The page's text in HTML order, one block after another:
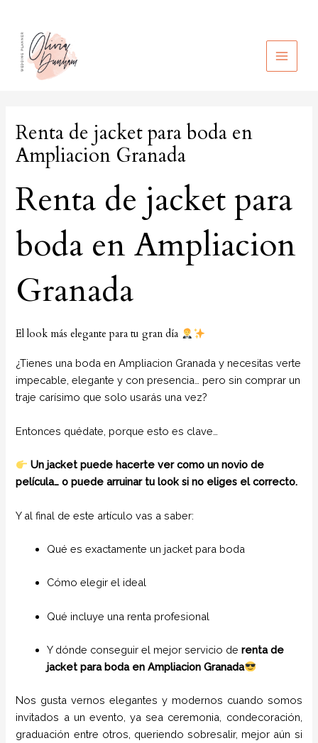
contenido
MAIN
Renta de jacket para boda en
Ampliacion Granada
Renta de jacket para
boda en Ampliacion
Granada
El look más elegante para tu gran día
¿Tienes una boda en Ampliacion Granada y necesitas verte
impecable, elegante y con presencia… pero sin comprar un
traje carísimo que solo usarás una vez?
Entonces quédate, porque esto es clave…
Un jacket puede hacerte ver como un novio de
película… o puede arruinar tu look si no eliges el correcto.
Y al final de este artículo vas a saber:
Qué es exactamente un jacket para boda
Cómo elegir el ideal
Qué incluye una renta profesional
Y dónde conseguir el mejor servicio derenta de
jacket para boda en Ampliacion Granada
Nos gusta vernos elegantes y modernos cuando somos
invitados a un evento, ya sea ceremonia, condecoración,
graduación entre otros, queriendo sobresalir, mejor aún si